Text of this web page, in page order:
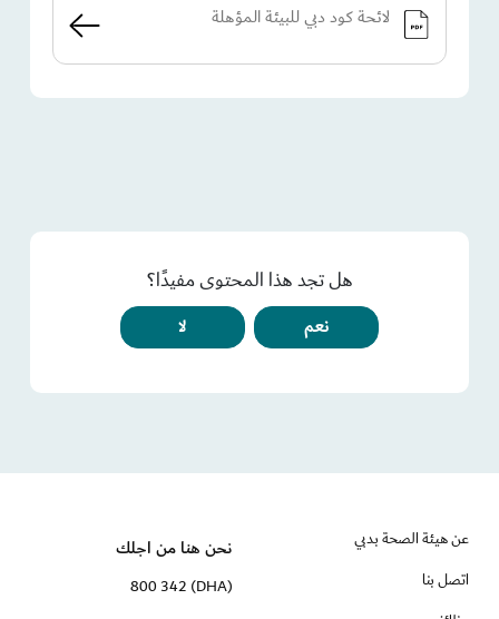
لائحة كود دبي للبيئة المؤهلة
هل تجد هذا المحتوى مفيدًا؟
نعم لا
عن هيئة الصحة بدبي
اتصل بنا
نحن هنا من اجلك
(DHA) 800 342